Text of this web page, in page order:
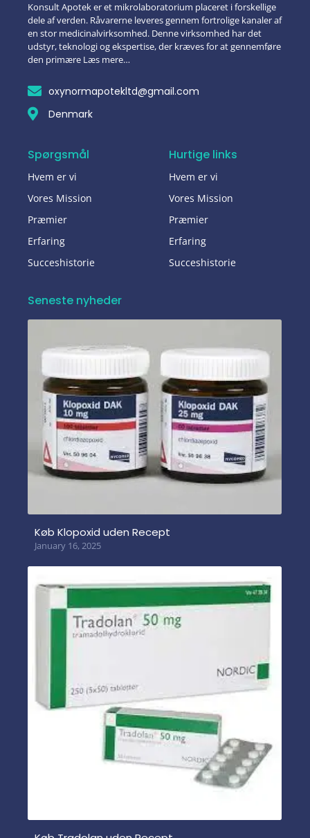
Konsult Apotek er et mikrolaboratorium placeret i forskellige
dele af verden. Råvarerne leveres gennem fortrolige kanaler af
en stor medicinalvirksomhed. Denne virksomhed har det
udstyr, teknologi og ekspertise, der kræves for at gennemføre
den primære Læs mere…
oxynormapotekltd@gmail.com
Denmark
Spørgsmål
Hvem er vi
Vores Mission
Præmier
Erfaring
Succeshistorie
Hurtige links
Hvem er vi
Vores Mission
Præmier
Erfaring
Succeshistorie
Seneste nyheder
Køb Klopoxid uden Recept
January 16, 2025